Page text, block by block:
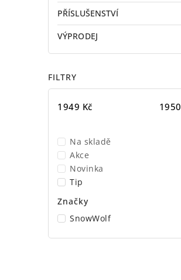
PŘÍSLUŠENSTVÍ
VÝPRODEJ
FILTRY
1949 Kč 1950
Na skladě
Akce
Novinka
Tip
Značky
SnowWolf